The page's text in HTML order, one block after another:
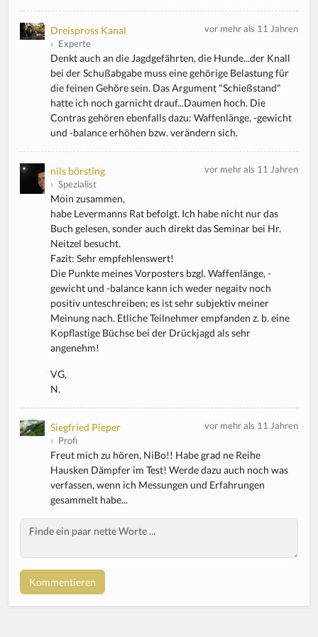
Dreispross Kanal
› Experte
vor mehr als 11 Jahren
Denkt auch an die Jagdgefährten, die Hunde...der Knall
bei der Schußabgabe muss eine gehörige Belastung für
die feinen Gehöre sein. Das Argument "Schießstand"
hatte ich noch garnicht drauf...Daumen hoch. Die
Contras gehören ebenfalls dazu: Waffenlänge, -gewicht
und -balance erhöhen bzw. verändern sich.
nils börsting
› Spezialist
vor mehr als 11 Jahren
Moin zusammen,
habe Levermanns Rat befolgt. Ich habe nicht nur das
Buch gelesen, sonder auch direkt das Seminar bei Hr.
Neitzel besucht.
Fazit: Sehr empfehlenswert!
Die Punkte meines Vorposters bzgl. Waffenlänge, -
gewicht und -balance kann ich weder negaitv noch
positiv unteschreiben; es ist sehr subjektiv meiner
Meinung nach. Etliche Teilnehmer empfanden z. b. eine
Kopflastige Büchse bei der Drückjagd als sehr
angenehm!
VG,
N.
Siegfried Pieper
› Profi
vor mehr als 11 Jahren
Freut mich zu hören, NiBo!! Habe grad ne Reihe
Hausken Dämpfer im Test! Werde dazu auch noch was
verfassen, wenn ich Messungen und Erfahrungen
gesammelt habe...
Body